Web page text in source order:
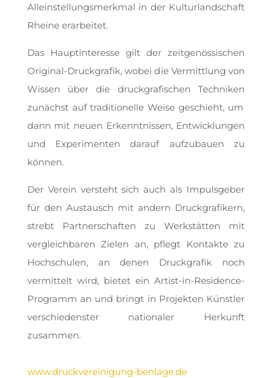
Alleinstellungsmerkmal in der Kulturlandschaft
Rheine erarbeitet.
Das Hauptinteresse gilt der zeitgenössischen
Original-Druckgrafik, wobei die Vermittlung von
Wissen über die druckgrafischen Techniken
zunächst auf traditionelle Weise geschieht, um
dann mit neuen Erkenntnissen, Entwicklungen
und Experimenten darauf aufzubauen zu
können.
Der Verein versteht sich auch als Impulsgeber
für den Austausch mit andern Druckgrafikern,
strebt Partnerschaften zu Werkstätten mit
vergleichbaren Zielen an, pflegt Kontakte zu
Hochschulen, an denen Druckgrafik noch
vermittelt wird, bietet ein Artist-in-Residence-
Programm an und bringt in Projekten Künstler
verschiedenster nationaler Herkunft
zusammen.
www.druckvereinigung-benlage.de